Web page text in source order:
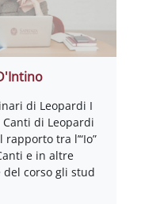
di Leopardi I
di Leopardi
tra l’“Io”
e in altre
corso gli stud